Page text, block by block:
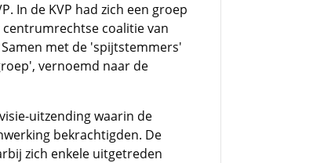
In de KVP had zich een groep
coalitie van
Samen met de 'spijtstemmers'
vernoemd naar de
uitzending waarin de
bekrachtigden. De
zich enkele uitgetreden